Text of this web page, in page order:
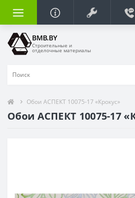
BMB.BY
Строительные и
отделочные материалы
Обои АСПЕКТ 10075-17 «Крокус»
Обои АСПЕКТ 10075-17